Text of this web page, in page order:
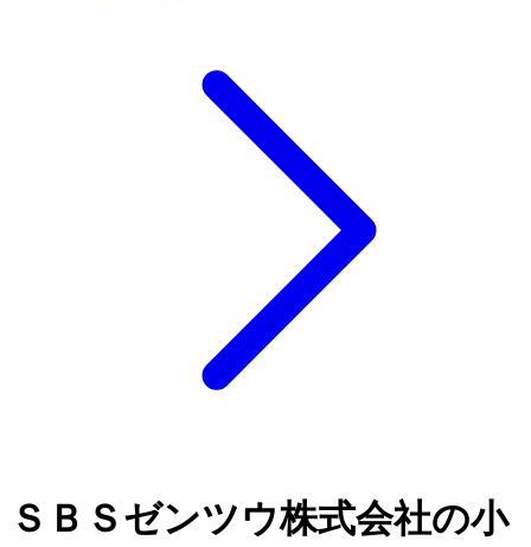
ＳＢＳゼンツウ株式会社の小